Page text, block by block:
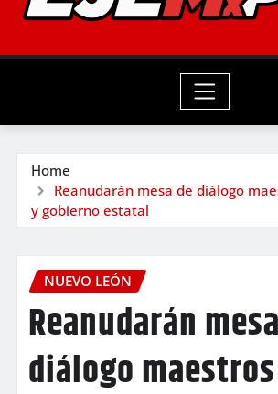
Home
Reanudarán mesa de diálogo
y gobierno estatal
NUEVO LEÓN
Reanudarán
diálogo maestros